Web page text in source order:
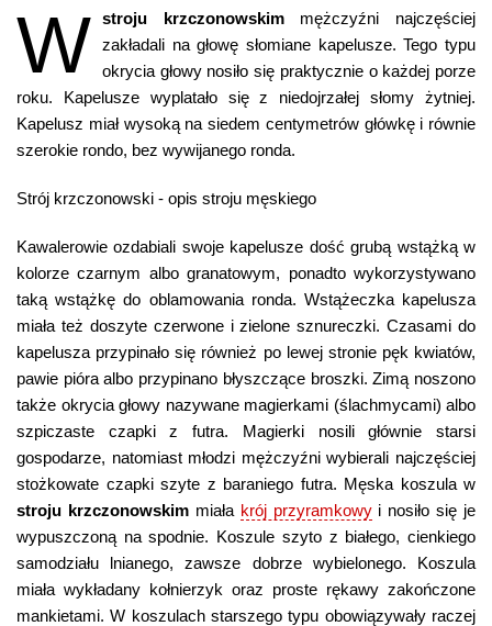
W stroju krzczonowskimmężczyźni najczęściej
zakładali na głowę słomiane kapelusze. Tego typu
okrycia głowy nosiło się praktycznie o każdej porze
roku. Kapelusze wyplatało się z niedojrzałej słomy żytniej.
Kapelusz miał wysoką na siedem centymetrów główkę i równie
szerokie rondo, bez wywijanego ronda.
Strój krzczonowski - opis stroju męskiego
Kawalerowie ozdabiali swoje kapelusze dość grubą wstążką w
kolorze czarnym albo granatowym, ponadto wykorzystywano
taką wstążkę do oblamowania ronda. Wstążeczka kapelusza
miała też doszyte czerwone i zielone sznureczki. Czasami do
kapelusza przypinało się również po lewej stronie pęk kwiatów,
pawie pióra albo przypinano błyszczące broszki. Zimą noszono
także okrycia głowy nazywane magierkami (ślachmycami) albo
szpiczaste czapki z futra. Magierki nosili głównie starsi
gospodarze, natomiast młodzi mężczyźni wybierali najczęściej
stożkowate czapki szyte z baraniego futra. Męska koszula w
stroju krzczonowskimmiała krój przyramkowyi nosiło się je
wypuszczoną na spodnie. Koszule szyto z białego, cienkiego
samodziału lnianego, zawsze dobrze wybielonego. Koszula
miała wykładany kołnierzyk oraz proste rękawy zakończone
mankietami. W koszulach starszego typu obowiązywały raczej